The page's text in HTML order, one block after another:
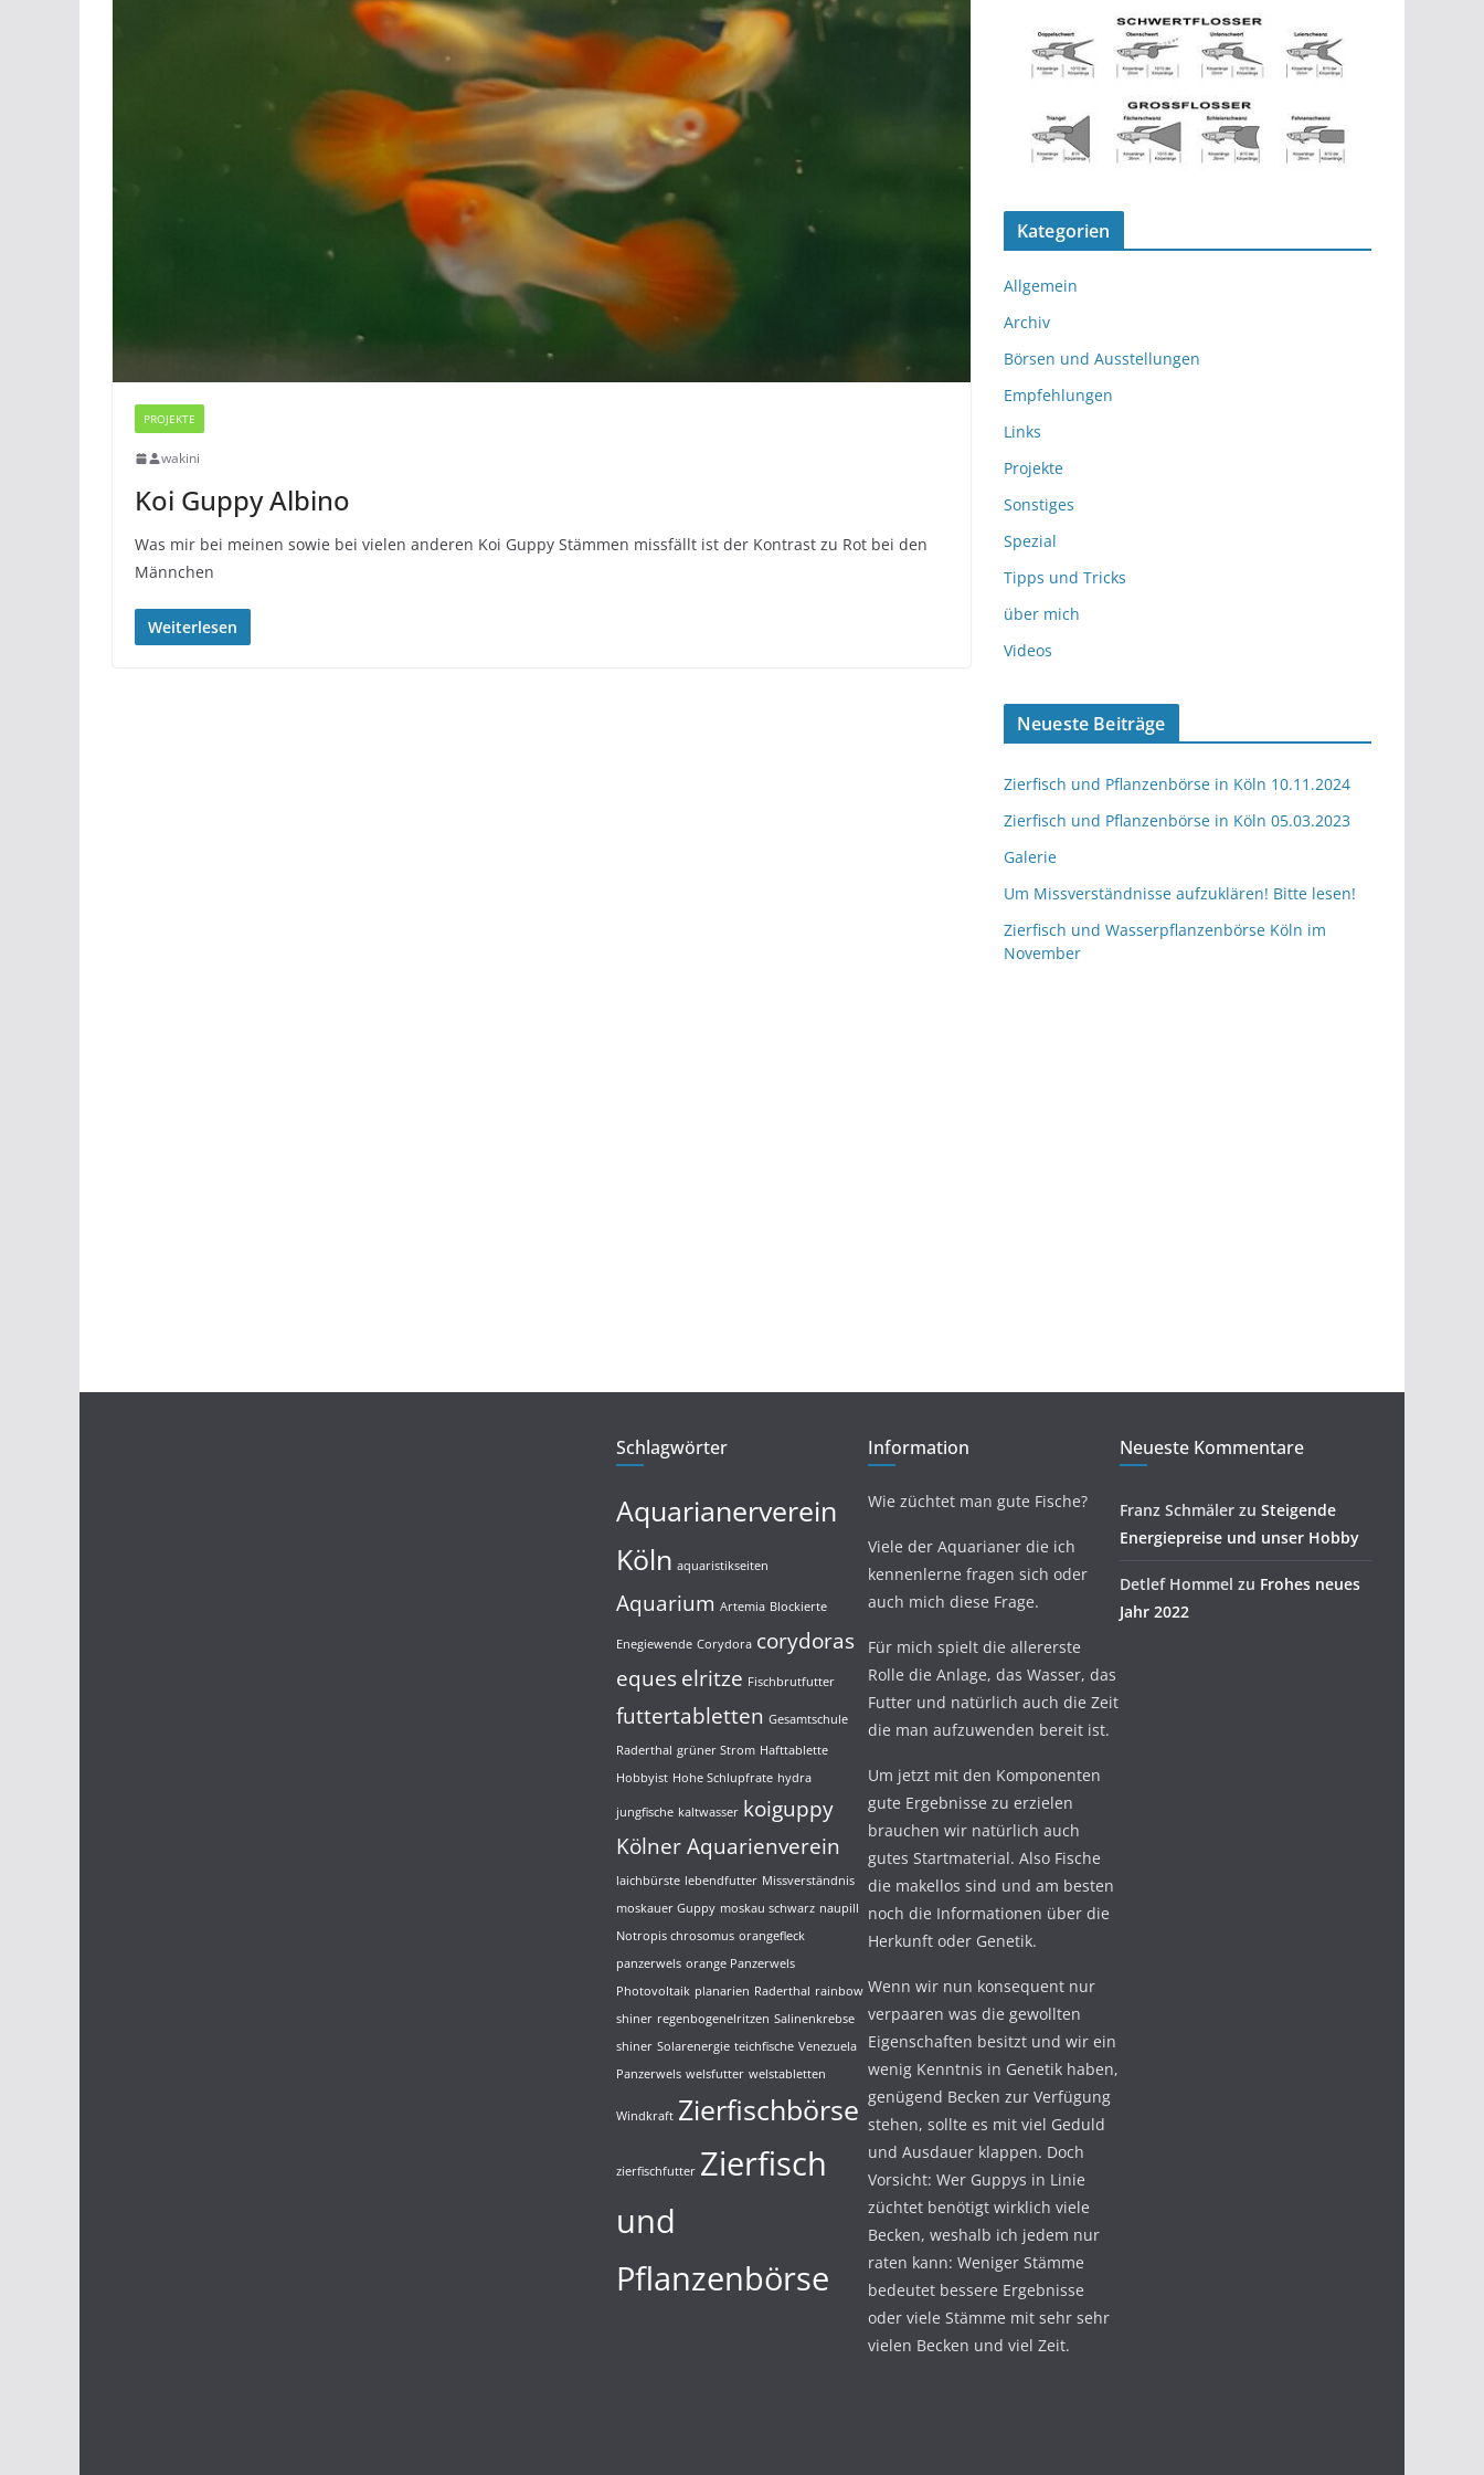
PROJEKTE
wakini
Koi Guppy Albino
Was mir bei meinen sowie bei vielen anderen Koi Guppy Stämmen missfällt ist der Kontrast zu Rot bei den
Männchen
Weiterlesen
Kategorien
Allgemein
Archiv
Börsen und Ausstellungen
Empfehlungen
Links
Projekte
Sonstiges
Spezial
Tipps und Tricks
über mich
Videos
Neueste Beiträge
Zierfisch und Pflanzenbörse in Köln 10.11.2024
Zierfisch und Pflanzenbörse in Köln 05.03.2023
Galerie
Um Missverständnisse aufzuklären! Bitte lesen!
Zierfisch und Wasserpflanzenbörse Köln im
November
Schlagwörter
Aquarianerverein
Köln aquaristikseiten
Aquarium Artemia Blockierte
Enegiewende Corydora corydoras
equeselritze Fischbrutfutter
futtertabletten Gesamtschule
Raderthal grüner Strom Hafttablette
Hobbyist Hohe Schlupfrate hydra
jungfische kaltwasser koiguppy
Kölner Aquarienverein
laichbürste lebendfutter Missverständnis
moskauer Guppy moskau schwarz naupill
Notropis chrosomus orangefleck
panzerwels orange Panzerwels
Photovoltaik planarien Raderthal rainbow
shiner regenbogenelritzen Salinenkrebse
shiner Solarenergie teichfische Venezuela
Panzerwels welsfutter welstabletten
Windkraft Zierfischbörse
zierfischfutter Zierfisch
und
Pflanzenbörse
Information
Wie züchtet man gute Fische?
Viele der Aquarianer die ich
kennenlerne fragen sich oder
auch mich diese Frage.
Für mich spielt die allererste
Rolle die Anlage, das Wasser, das
Futter und natürlich auch die Zeit
die man aufzuwenden bereit ist.
Um jetzt mit den Komponenten
gute Ergebnisse zu erzielen
brauchen wir natürlich auch
gutes Startmaterial. Also Fische
die makellos sind und am besten
noch die Informationen über die
Herkunft oder Genetik.
Wenn wir nun konsequent nur
verpaaren was die gewollten
Eigenschaften besitzt und wir ein
wenig Kenntnis in Genetik haben,
genügend Becken zur Verfügung
stehen, sollte es mit viel Geduld
und Ausdauer klappen. Doch
Vorsicht: Wer Guppys in Linie
züchtet benötigt wirklich viele
Becken, weshalb ich jedem nur
raten kann: Weniger Stämme
bedeutet bessere Ergebnisse
oder viele Stämme mit sehr sehr
vielen Becken und viel Zeit.
Neueste Kommentare
Franz Schmäler zu Steigende
Energiepreise und unser Hobby
Detlef Hommel zu Frohes neues
Jahr 2022